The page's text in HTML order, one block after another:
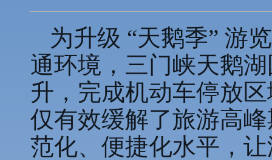
为升级 “天鹅季” 游
通环境，三门峡天鹅
升，完成机动车停放
仅有效缓解了旅游高
范化、便捷化水平，